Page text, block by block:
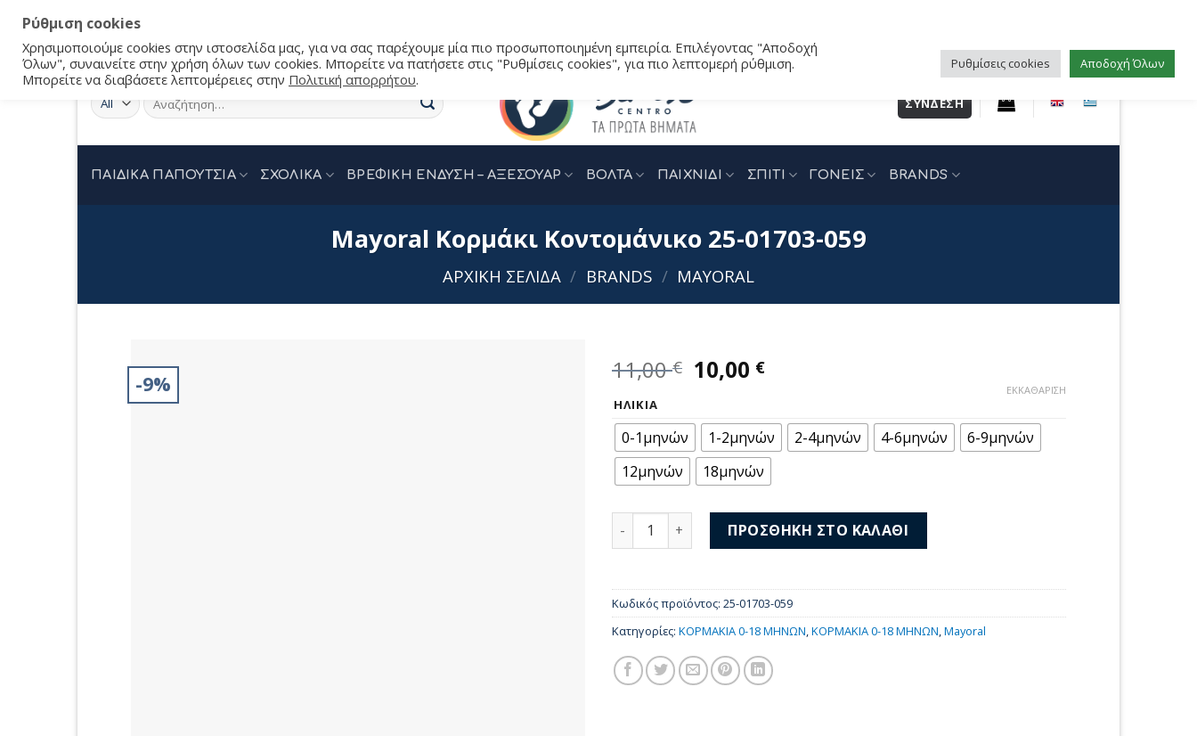
Αναζήτηση
για:
ΣΎΝΔΕΣΗ
ΠΑΙΔΙΚΑ ΠΑΠΟΥΤΣΙΑ ΣΧΟΛΙΚΑ ΒΡΕΦΙΚΗ ΕΝΔΥΣΗ – ΑΞΕΣΟΥΑΡ ΒΟΛΤΑ ΠΑΙΧΝΙΔΙ ΣΠΙΤΙ ΓΟΝΕΙΣ BRANDS
Mayoral Κορμάκι Κοντομάνικο 25-01703-059
ΑΡΧΙΚΉ ΣΕΛΊΔΑ / BRANDS / MAYORAL
-9% 11,00€ Original
price
11,00 €.
10,00 €Η
είναι:
10,00 €.
ΗΛΙΚΊΑ
0-1μηνών 1-2μηνών 2-4μηνών 4-6μηνών
6-9μηνών
12μηνών
18μηνών
ΕΚΚΑΘΆΡΙΣΗ
Mayoral Κορμάκι Κοντομάνικο 25-01703-059 ποσότητα
ΠΡΟΣΘΉΚΗ ΣΤΟ ΚΑΛΆΘΙ
Κωδικός προϊόντος: 25-01703-059
Κατηγορίες: ΚΟΡΜΑΚΙΑ 0-18 ΜΗΝΩΝ,ΚΟΡΜΑΚΙΑ 0-18 ΜΗΝΩΝ,Mayoral
Ρύθμιση cookies
Χρησιμοποιούμε cookies στην ιστοσελίδα μας, για να σας παρέχουμε μία πιο προσωποποιημένη εμπειρία. Επιλέγοντας "Αποδοχή
Όλων", συναινείτε στην χρήση όλων των cookies. Μπορείτε να πατήσετε στις "Ρυθμίσεις cookies", για πιο λεπτομερή ρύθμιση.
Μπορείτε να διαβάσετε λεπτομέρειες στην Πολιτική απορρήτου.
Ρυθμίσεις cookies Αποδοχή Όλων